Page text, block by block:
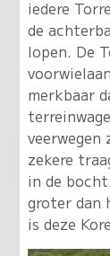
iedere
de
lopen. De
merkbaar
veerwegen
zekere
in de
groter dan
is deze